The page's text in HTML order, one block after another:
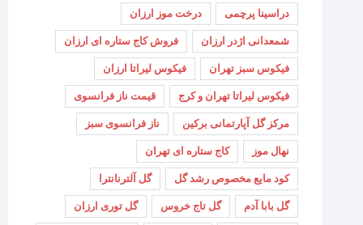
دراسینا پرچمی درخت موز ارزان
شمعدانی اژدر ارزان فروش کاج ستاره ای ارزان
فیکوس سبز تهران فیکوس لیراتا ارزان
فیکوس لیراتا تهران و کرج قیمت ناز فرانسوی
مرکز گل آپارتمانی برکین ناز فرانسوی سبز
نهال موز کاج ستاره ای تهران
کود مایع مخصوص رشد گل گل آلترنانترا
گل بابا آدم گل تاج خروس گل توری ارزان